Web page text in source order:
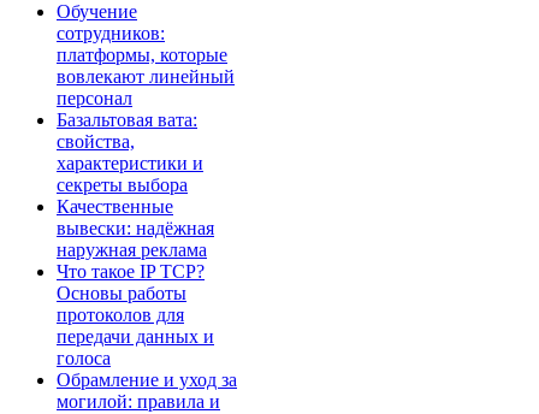
Обучение
сотрудников:
платформы, которые
вовлекают линейный
персонал
Базальтовая вата:
свойства,
характеристики и
секреты выбора
Качественные
вывески: надёжная
наружная реклама
Что такое IP TCP?
Основы работы
протоколов для
передачи данных и
голоса
Обрамление и уход за
могилой: правила и